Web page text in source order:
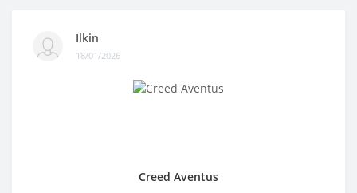
Ilkin
18/01/2026
Creed Aventus